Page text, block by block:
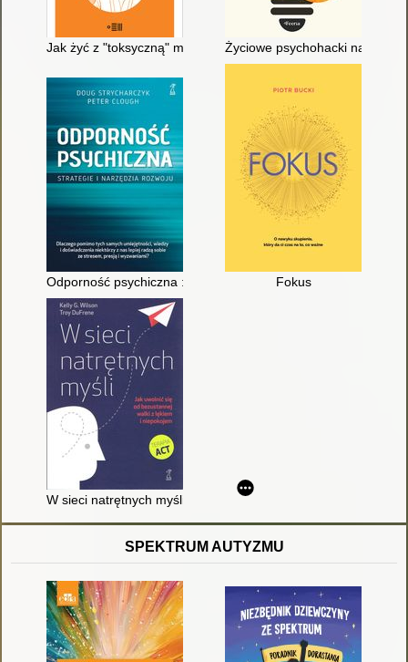
Jak żyć z "toksyczną" matką Życiowe psychohacki na
Odporność psychiczna : strategie i narzędzia rozwoju
Fokus
W sieci natrętnych myśli : jak uwolnić się od bezustannej walki
SPEKTRUM AUTYZMU